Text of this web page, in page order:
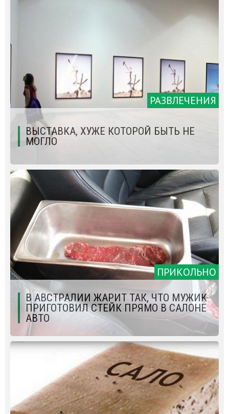
РАЗВЛЕЧЕНИЯ
ВЫСТАВКА, ХУЖЕ КОТОРОЙ БЫТЬ НЕ
МОГЛО
ПРИКОЛЬНО
В АВСТРАЛИИ ЖАРИТ ТАК, ЧТО МУЖИК
ПРИГОТОВИЛ СТЕЙК ПРЯМО В САЛОНЕ
АВТО